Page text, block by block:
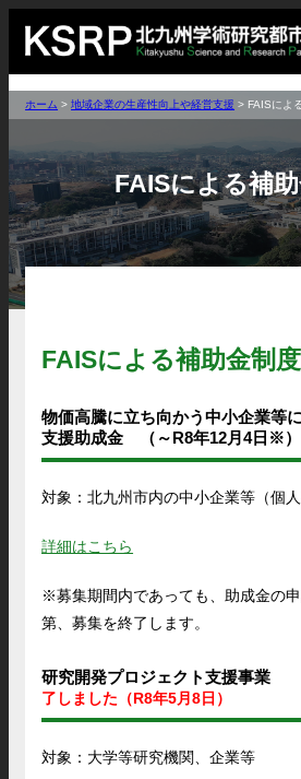
ホーム >地域企業の生産性向上や経営支援 > FAISによ
FAISによる補
FAISによる補助金制度
物価高騰に立ち向かう中小企業等
支援助成金 （～R8年12月4日※）
対象：北九州市内の中小企業等（個人
詳細はこちら
※募集期間内であっても、助成金の
第、募集を終了します。
研究開発プロジェクト支援事業
了しました（R8年5月8日）
対象：大学等研究機関、企業等